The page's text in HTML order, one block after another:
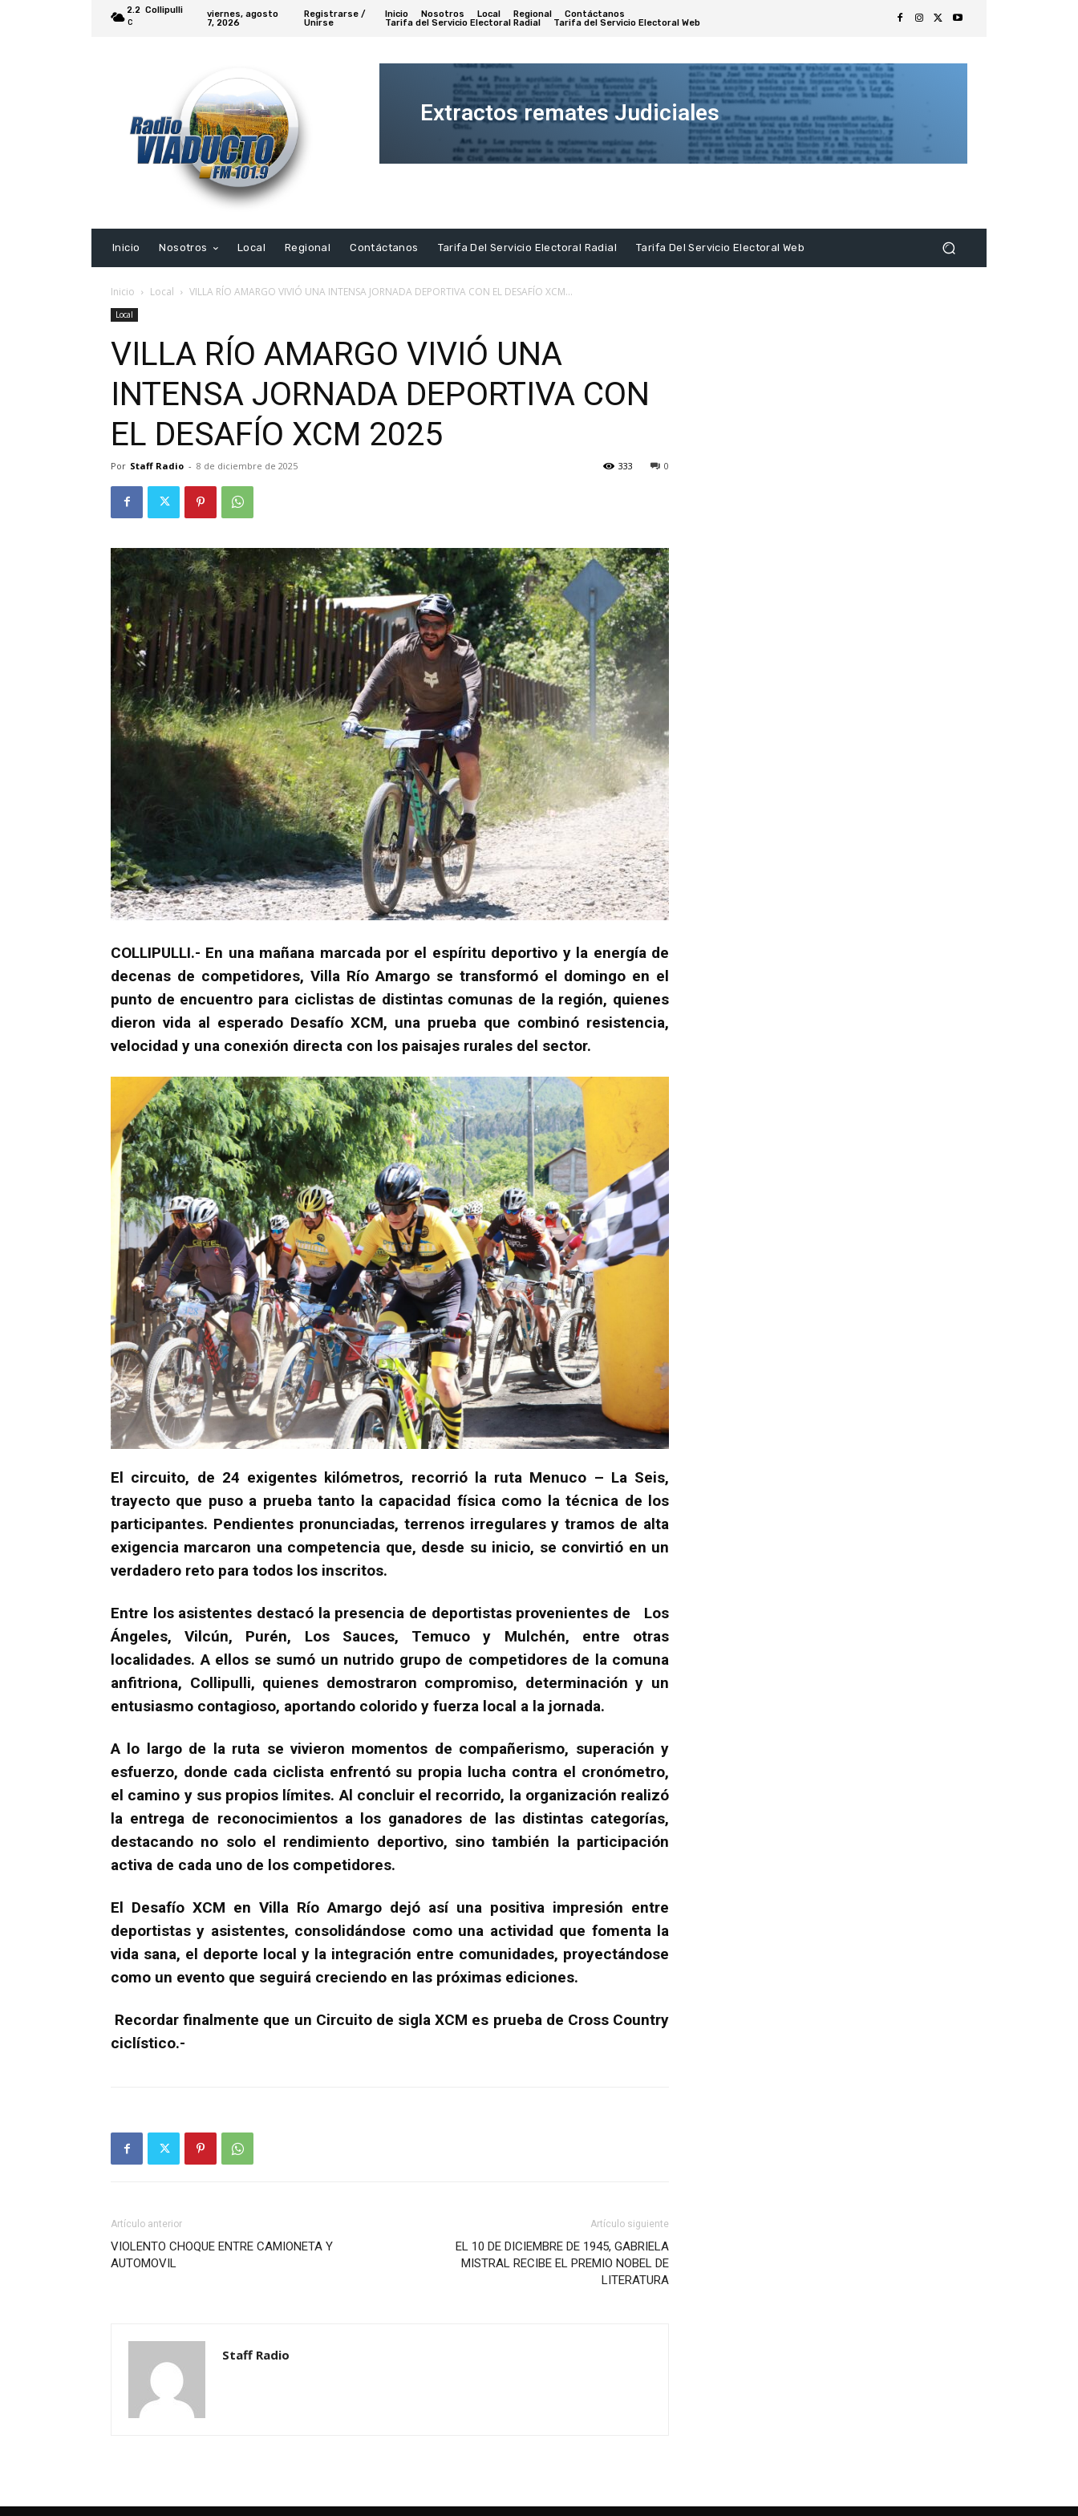
2.2
C
Collipulli
viernes, agosto
7, 2026
Registrarse /
Unirse
Inicio Nosotros Local Regional
Contáctanos
Tarifa del Servicio Electoral Radial
Tarifa del Servicio Electoral Web
Extractos remates Judiciales
Extracto
Inicio
Nosotros Local Regional Contáctanos Tarifa Del Servicio Electoral Radial Tarifa Del Servicio Electoral Web
Inicio Local VILLA RÍO AMARGO VIVIÓ UNA INTENSA JORNADA DEPORTIVA CON EL DESAFÍO XCM...
Local
VILLA RÍO AMARGO VIVIÓ UNA
INTENSA JORNADA DEPORTIVA CON
EL DESAFÍO XCM 2025
Por Staff Radio - 8 de diciembre de 2025 0
333
COLLIPULLI.- En una mañana marcada por el espíritu deportivo y la energía de
decenas de competidores, Villa Río Amargo se transformó el domingo en el
punto de encuentro para ciclistas de distintas comunas de la región, quienes
dieron vida al esperado Desafío XCM, una prueba que combinó resistencia,
velocidad y una conexión directa con los paisajes rurales del sector.
El circuito, de 24 exigentes kilómetros, recorrió la ruta Menuco – La Seis,
trayecto que puso a prueba tanto la capacidad física como la técnica de los
participantes. Pendientes pronunciadas, terrenos irregulares y tramos de alta
exigencia marcaron una competencia que, desde su inicio, se convirtió en un
verdadero reto para todos los inscritos.
Entre los asistentes destacó la presencia de deportistas provenientes de Los
Ángeles, Vilcún, Purén, Los Sauces, Temuco y Mulchén, entre otras
localidades. A ellos se sumó un nutrido grupo de competidores de la comuna
anfitriona, Collipulli, quienes demostraron compromiso, determinación y un
entusiasmo contagioso, aportando colorido y fuerza local a la jornada.
A lo largo de la ruta se vivieron momentos de compañerismo, superación y
esfuerzo, donde cada ciclista enfrentó su propia lucha contra el cronómetro,
el camino y sus propios límites. Al concluir el recorrido, la organización realizó
la entrega de reconocimientos a los ganadores de las distintas categorías,
destacando no solo el rendimiento deportivo, sino también la participación
activa de cada uno de los competidores.
El Desafío XCM en Villa Río Amargo dejó así una positiva impresión entre
deportistas y asistentes, consolidándose como una actividad que fomenta la
vida sana, el deporte local y la integración entre comunidades, proyectándose
como un evento que seguirá creciendo en las próximas ediciones.
Recordar finalmente que un Circuito de sigla XCM es prueba de Cross Country
ciclístico.-
Artículo anterior
VIOLENTO CHOQUE ENTRE CAMIONETA Y
AUTOMOVIL
Artículo siguiente
EL 10 DE DICIEMBRE DE 1945, GABRIELA
MISTRAL RECIBE EL PREMIO NOBEL DE
LITERATURA
Staff Radio